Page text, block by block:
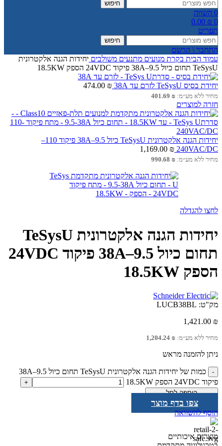
חיפוש
0 השווה
0
0.00 ₪
תפריט
חיפוש
התחבר \ הרשם
עמוד הבית בקרת מנועים מתנעים משולבים יחידות הגנה אלקטרונית
TeSysU תחום כיול 9.5–38A פיקוד 24VDC הספק 18.5KW
יחידת בסיס TeSysU לזרם עד 38A 474.00 ₪
מחיר ללא מע״מ: 401.69 ₪
חזרה למוצרים
יחידות הגנה אלקטרונית TeSysU כיול 9.5–38A פיקוד 110–
240VAC/DC
1,169.00 ₪
מחיר ללא מע״מ: 990.68 ₪
לחצו להגדלה
יחידות הגנה אלקטרונית TeSysU
תחום כיול 9.5–38A פיקוד 24VDC
הספק 18.5KW
מק"ט: LUCB38BL
1,421.00 ₪
מחיר ללא מע״מ: 1,204.24 ₪
ניתן להזמנה מראש
כמות של יחידות הגנה אלקטרונית TeSysU תחום כיול 9.5–38A
פיקוד 24VDC הספק 18.5KW
הוספה לסל
צפו בדף מוצר
הוסף להשוואה
מוצרים איכותיים